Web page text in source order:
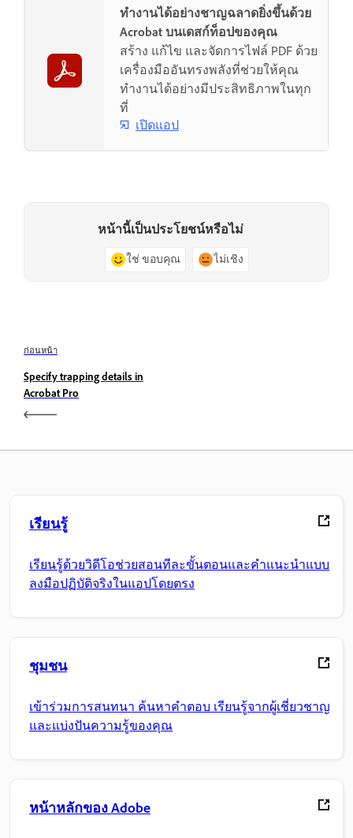
ทำงานได้อย่างชาญฉลาดยิ่งขึ้นด้วย
Acrobat บนเดสก์ท็อปของคุณ
สร้าง แก้ไข และจัดการไฟล์ PDF ด้วย
เครื่องมืออันทรงพลังที่ช่วยให้คุณ
ทำงานได้อย่างมีประสิทธิภาพในทุก
ที่
เปิดแอป
หน้านี้เป็นประโยชน์หรือไม่
ใช่ ขอบคุณ ไม่เชิง
ก่อนหน้า
Specify trapping details in
Acrobat Pro
เรียนรู้
เรียนรู้ด้วยวิดีโอช่วยสอนทีละขั้นตอนและคำแนะนำแบบ
ลงมือปฏิบัติจริงในแอปโดยตรง
ชุมชน
เข้าร่วมการสนทนา ค้นหาคำตอบ เรียนรู้จากผู้เชี่ยวชาญ
และแบ่งปันความรู้ของคุณ
หน้าหลักของ Adobe